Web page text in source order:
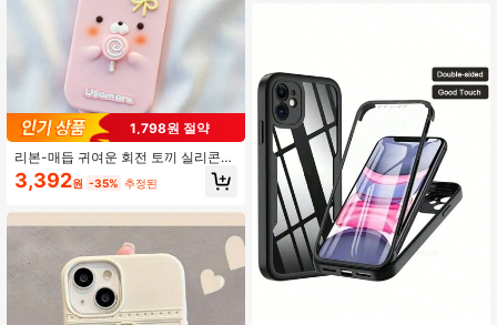
1,798원 절약
리본-매듭 귀여운 회전 토끼 실리콘
폰 케이스, 아이폰 17/16 Pro/15/14 P
M/13/12/11/XS Max/8 Plus/7/6S 호
3,392원 -35% 추정된